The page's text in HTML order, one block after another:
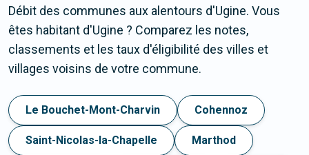
Débit des communes aux alentours d'Ugine. Vous
êtes habitant d'Ugine ? Comparez les notes,
classements et les taux d'éligibilité des villes et
villages voisins de votre commune.
Le Bouchet-Mont-Charvin Cohennoz
Saint-Nicolas-la-Chapelle Marthod